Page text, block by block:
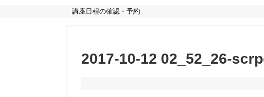
講座日程の確認・予約
2017-10-12 02_52_26-